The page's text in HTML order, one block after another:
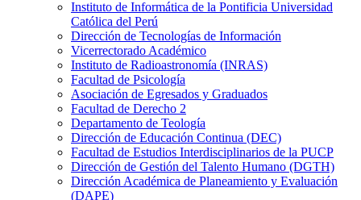
Instituto de Informática de la Pontificia Universidad
Católica del Perú
Dirección de Tecnologías de Información
Vicerrectorado Académico
Instituto de Radioastronomía (INRAS)
Facultad de Psicología
Asociación de Egresados y Graduados
Facultad de Derecho 2
Departamento de Teología
Dirección de Educación Continua (DEC)
Facultad de Estudios Interdisciplinarios de la PUCP
Dirección de Gestión del Talento Humano (DGTH)
Dirección Académica de Planeamiento y Evaluación
(DAPE)